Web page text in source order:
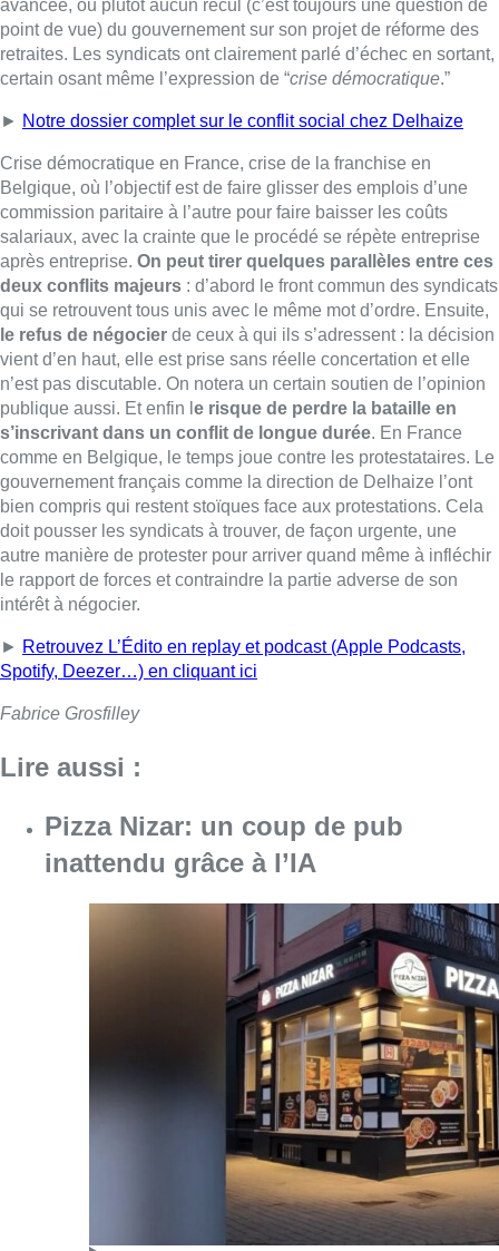
qui se retrouvent tous unis avec le même mot d’ordre. Ensuite,
le refus de négocierde ceux à qui ils s’adressent : la décision
vient d’en haut, elle est prise sans réelle concertation et elle
n’est pas discutable. On notera un certain soutien de l’opinion
publique aussi. Et enfin l
e risque de perdre la bataille en
s’inscrivant dans un conflit de longue durée. En France
comme en Belgique, le temps joue contre les protestataires. Le
gouvernement français comme la direction de Delhaize l’ont
bien compris qui restent stoïques face aux protestations. Cela
doit pousser les syndicats à trouver, de façon urgente, une
autre manière de protester pour arriver quand même à infléchir
le rapport de forces et contraindre la partie adverse de son
intérêt à négocier.
►
Retrouvez L’Édito en replay et podcast (Apple Podcasts,
Spotify, Deezer…) en cliquant ici
Fabrice Grosfilley
Lire aussi :
Pizza Nizar: un coup de pub
inattendu grâce à l’IA
Consulter l'article "Pizza Nizar: un coup de
Foire du Midi: les visiteurs au
rendez-vous grâce à la météo